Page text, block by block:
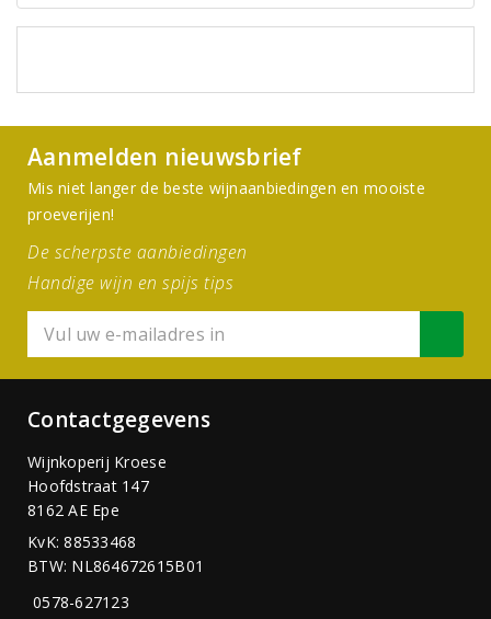
Aanmelden nieuwsbrief
Mis niet langer de beste wijnaanbiedingen en mooiste
proeverijen!
De scherpste aanbiedingen
Handige wijn en spijs tips
Contactgegevens
Wijnkoperij Kroese
Hoofdstraat 147
8162 AE Epe
KvK: 88533468
BTW: NL864672615B01
0578-627123